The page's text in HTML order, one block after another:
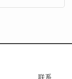
联系